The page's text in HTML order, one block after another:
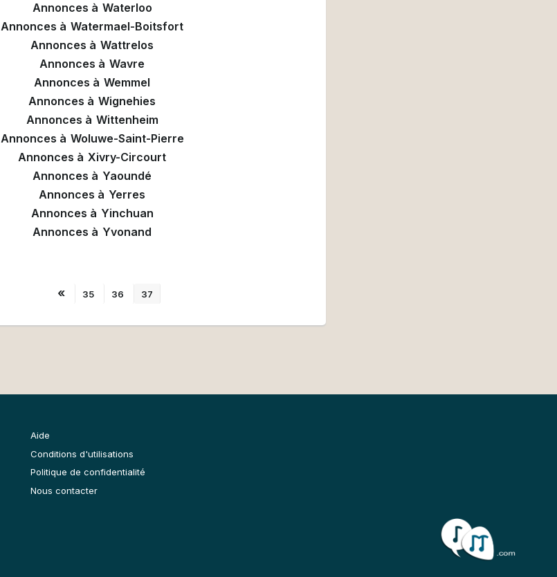
Annonces à Waterloo
Annonces à Watermael-Boitsfort
Annonces à Wattrelos
Annonces à Wavre
Annonces à Wemmel
Annonces à Wignehies
Annonces à Wittenheim
Annonces à Woluwe-Saint-Pierre
Annonces à Xivry-Circourt
Annonces à Yaoundé
Annonces à Yerres
Annonces à Yinchuan
Annonces à Yvonand
« 35 36 37
Aide
Conditions d'utilisations
Politique de confidentialité
Nous contacter